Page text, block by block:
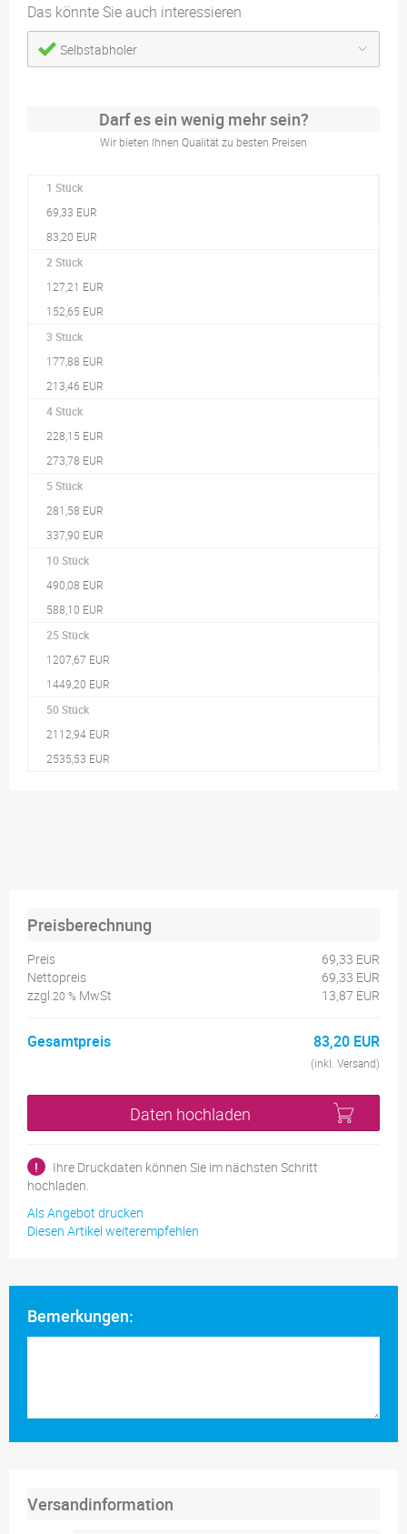
Das könnte Sie auch interessieren
Selbstabholer
Darf es ein wenig mehr sein?
Wir bieten Ihnen Qualität zu besten Preisen
1 Stück
69,33 EUR
83,20 EUR
2 Stück
127,21 EUR
152,65 EUR
3 Stück
177,88 EUR
213,46 EUR
4 Stück
228,15 EUR
273,78 EUR
5 Stück
281,58 EUR
337,90 EUR
10 Stück
490,08 EUR
588,10 EUR
25 Stück
1207,67 EUR
1449,20 EUR
50 Stück
2112,94 EUR
2535,53 EUR
Preisberechnung
Preis
69,33 EUR
Nettopreis
69,33 EUR
zzgl.20 % MwSt 13,87 EUR
Gesamtpreis 83,20 EUR
(inkl. Versand)
Daten hochladen
!
Ihre Druckdaten können Sie im nächsten Schritt
hochladen.
Als Angebot drucken
Diesen Artikel weiterempfehlen
Bemerkungen:
Versandinformation